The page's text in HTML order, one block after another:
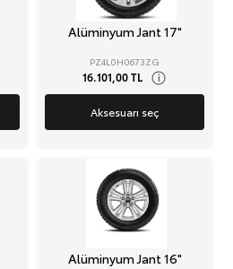
Alüminyum Jant 17"
PZ4L0H0673ZG
16.101,00 TL i
Aksesuarı seç
Alüminyum Jant 16"